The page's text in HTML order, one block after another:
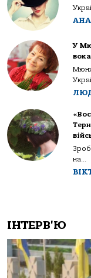
У
на...
ІНТЕРВ'Ю